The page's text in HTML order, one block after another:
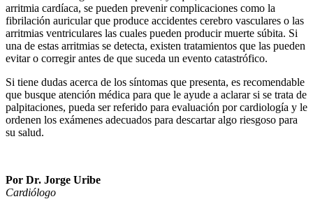
arritmia cardíaca, se pueden prevenir complicaciones como la
fibrilación auricular que produce accidentes cerebro vasculares o las
arritmias ventriculares las cuales pueden producir muerte súbita. Si
una de estas arritmias se detecta, existen tratamientos que las pueden
evitar o corregir antes de que suceda un evento catastrófico.
Si tiene dudas acerca de los síntomas que presenta, es recomendable
que busque atención médica para que le ayude a aclarar si se trata de
palpitaciones, pueda ser referido para evaluación por cardiología y le
ordenen los exámenes adecuados para descartar algo riesgoso para
su salud.
Por Dr. Jorge Uribe
Cardiólogo